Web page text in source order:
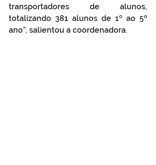
transportadores de alunos,
totalizando 381 alunos de 1º ao 5º
ano”, salientou a coordenadora.